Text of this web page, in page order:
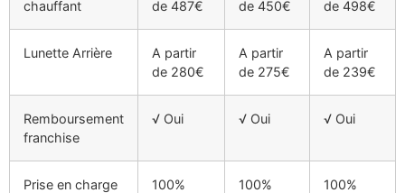
chauffant
de 487€
de 450€
de 498€
Lunette Arrière
A partir
de 280€
A partir
de 275€
A partir
de 239€
Remboursement
franchise
√ Oui √ Oui √ Oui
Prise en charge
100% 100% 100%